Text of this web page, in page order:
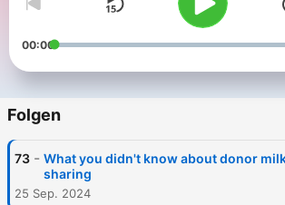
00:00
Folgen
73 - What you didn't know about donor
sharing
25 Sep. 2024